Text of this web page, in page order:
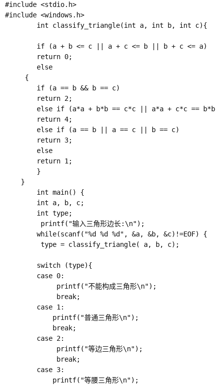
#include <stdio.h>
#include <windows.h>
        int classify_triangle(int a, int b, int c){
        if (a + b <= c || a + c <= b || b + c <= a)
        return 0;
        else
        if (a == b && b == c)
        return 2;
else if (a*a + b*b == c*c || a*a + c*c == b*b
        return 4;
        else if (a == b || a == c || b == c)
        return 3;
        else
        return 1;
        }
    }
        int main() {
        int a, b, c;
        int type;
         printf("输入三角形边长:\n");
         type = classify_triangle( a, b, c);
        switch (type){
        case 1: